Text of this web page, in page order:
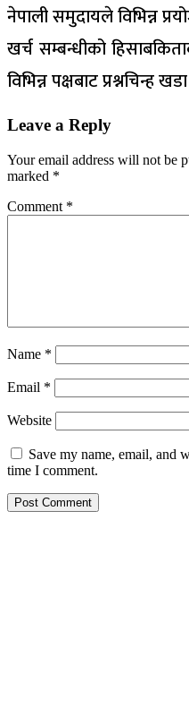
नेपाली समुदायले विभिन्न
खर्च सम्बन्धीको
विभिन्न पक्षबाट प्रश्नचिन्ह
Leave a Reply
Your email address will not be
marked *
Comment *
Name *
Email *
Website
Save my name, email, and
time I comment.